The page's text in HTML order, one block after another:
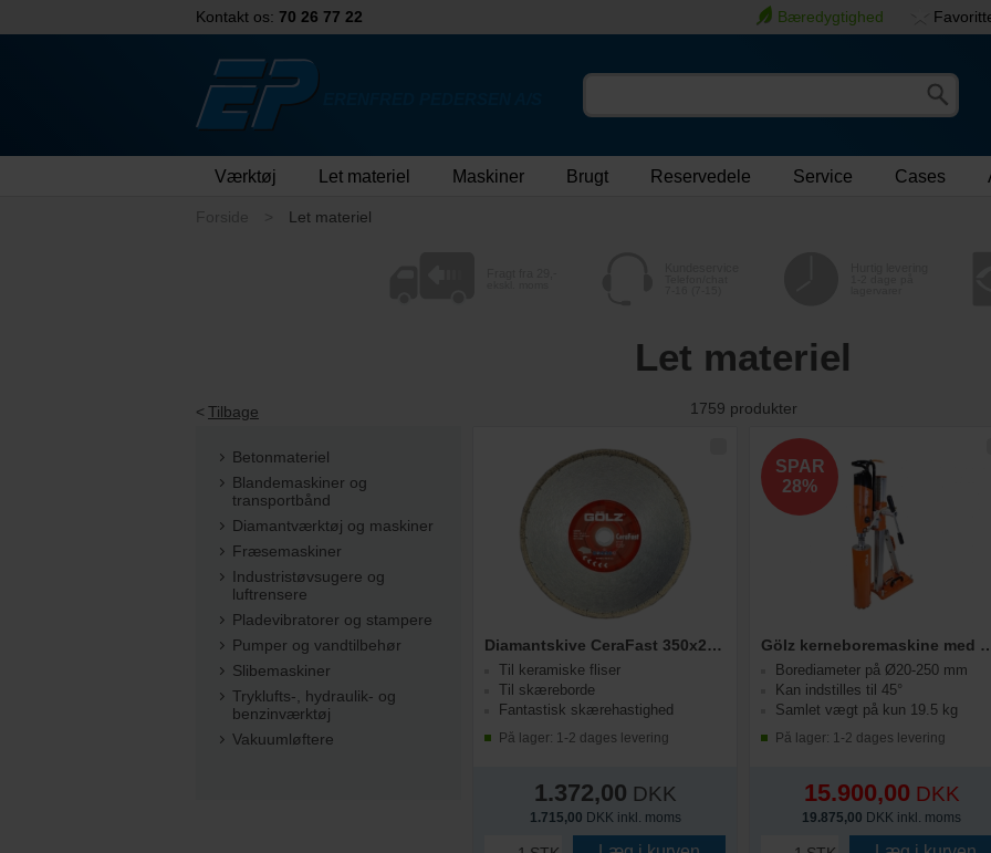
Kontakt os: 70 26 77 22 Bæredygtighed
Værktøj Let materiel Maskiner Brugt Reservedele Service Cases
Let materiel
Let materiel
1759 produkter
Tilbage
Betonmateriel
Blandemaskiner og
transportbånd
Diamantværktøj og maskiner
Fræsemaskiner
Industristøvsugere og
luftrensere
Pladevibratorer og stampere
Pumper og vandtilbehør
Slibemaskiner
Tryklufts-, hydraulik- og
benzinværktøj
Vakuumløftere
Diamantskive CeraFast 350x25,4mm
Til keramiske fliser
Til skæreborde
Fantastisk skærehastighed
På lager: 1-2 dages levering
1.372,00 DKK
1.715,00 DKK inkl. moms
Gölz kerneboremaskine
Borediameter på Ø20-250 mm
Kan indstilles til 45°
Samlet vægt på kun 19.5 kg
På lager: 1-2 dages levering
15.900,00 DKK
19.875,00 DKK inkl. moms
SPAR
28%